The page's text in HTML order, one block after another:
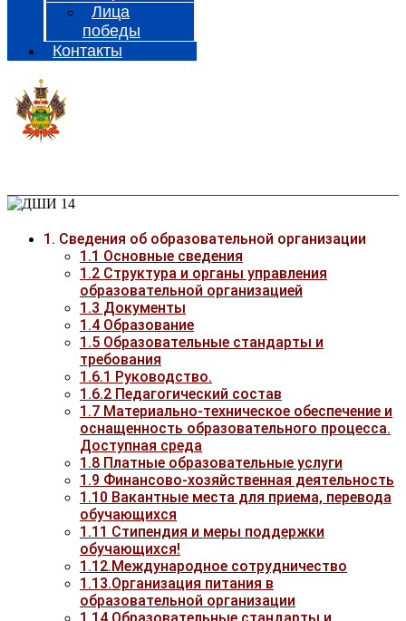
Лица
победы
Контакты
1. Сведения об образовательной организации
1.1 Основные сведения
1.2 Структура и органы управления
образовательной организацией
1.3 Документы
1.4 Образование
1.5 Образовательные стандарты и
требования
1.6.1 Руководство.
1.6.2 Педагогический состав
1.7 Материально-техническое обеспечение и
оснащенность образовательного процесса.
Доступная среда
1.8 Платные образовательные услуги
1.9 Финансово-хозяйственная деятельность
1.10 Вакантные места для приема, перевода
обучающихся
1.11 Стипендия и меры поддержки
обучающихся!
1.12.Международное сотрудничество
1.13.Организация питания в
образовательной организации
1.14.Образовательные стандарты и